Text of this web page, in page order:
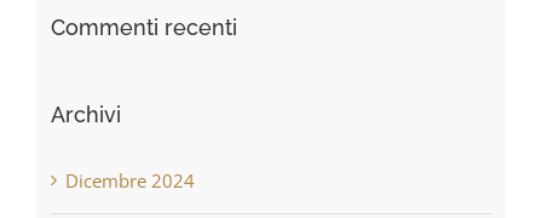
Commenti recenti
Archivi
Dicembre 2024